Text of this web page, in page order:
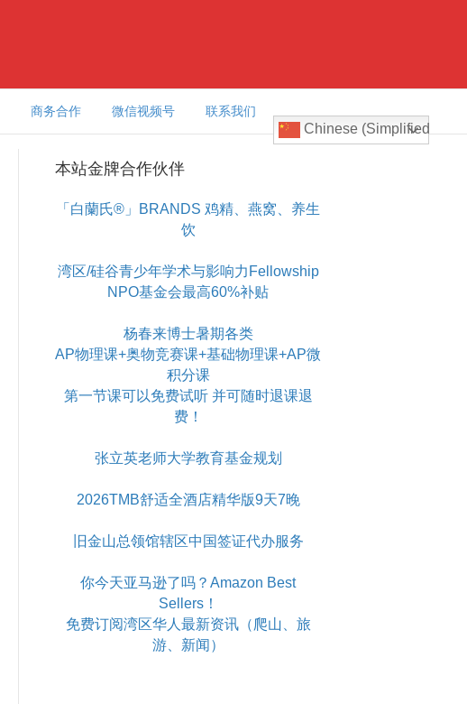
商务合作 微信视频号 联系我们
Chinese (Simplified)
本站金牌合作伙伴
「白蘭氏®」BRANDS 鸡精、燕窝、养生
饮
湾区/硅谷青少年学术与影响力Fellowship
NPO基金会最高60%补贴
杨春来博士暑期各类
AP物理课+奥物竞赛课+基础物理课+AP微
积分课
第一节课可以免费试听 并可随时退课退
费！
张立英老师大学教育基金规划
2026TMB舒适全酒店精华版9天7晚
旧金山总领馆辖区中国签证代办服务
你今天亚马逊了吗？Amazon Best
Sellers！
免费订阅湾区华人最新资讯（爬山、旅
游、新闻）